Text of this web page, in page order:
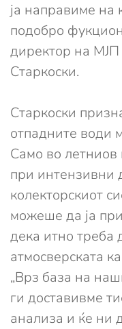
ја направиме на
подобро
директор на
Старкоски.
Старкоски
отпадните води
Само во
при интензивни
колекторскиот
можеше да ја
дека итно треба
атмосверската
„Врз база на
ги доставивме
анализа и ќе ни